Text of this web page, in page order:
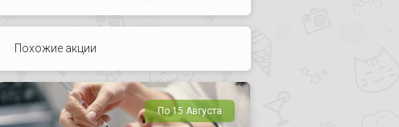
Похожие акции
По 15 Августа